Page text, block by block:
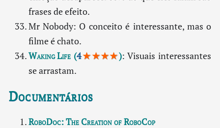
frases de efeito.
Mr Nobody: O conceito é interessante, mas o
filme é chato.
Waking Life(4★★★★): Visuais interessantes
se arrastam.
Documentários
RoboDoc: The Creation of RoboCop